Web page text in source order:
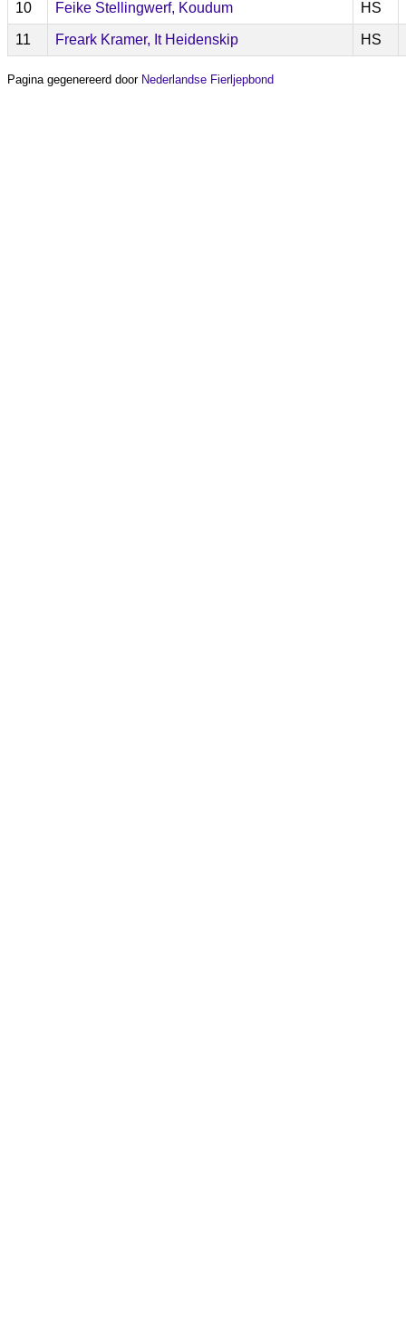
10 Feike Stellingwerf, Koudum HS
11 Freark Kramer, It Heidenskip HS
Pagina gegenereerd door Nederlandse Fierljepbond